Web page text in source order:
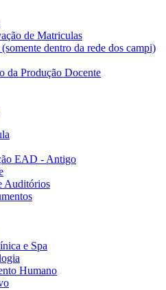
de Matriculas
dentro da rede dos campi)
da Produção Docente
EAD - Antigo
Auditórios
e Spa
Humano